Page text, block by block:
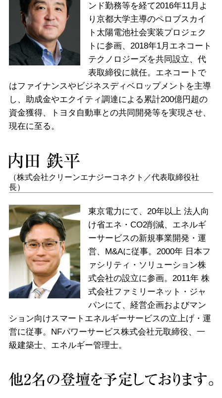
ンド勤務等を経て2016年11月よ
り京都大学主導のペロブスカイ
ト太陽電池社会実装プロジェク
トに参画、2018年1月エネコート
テクノロジーズを共同設立、代
表取締役に就任。エネコートで
はファイナンスやビジネスディベロップメントを主導
し、助成金やエクイティ調達による累計200億円超の
資金獲得、トヨタ自動車との共同開発等を実現させ、
現在に至る。
（株式会社クリーンエナジーコネクト／代表取締役社
長）
東京電力にて、20年以上 法人向
け省エネ・CO2削減、エネルギ
ーサービスの新規事業開発・運
営、M&Aに従事。2000年 日本フ
ァシリティ・ソリューション株
式会社の設立に参画。2011年 株
式会社ファミリーネット・ジャ
パンにて、経営企画およびマン
ション向けスマートエネルギーサービスの立上げ・運
営に従事。NFパワーサービス株式会社元取締役、一
級建築士、エネルギー管理士。